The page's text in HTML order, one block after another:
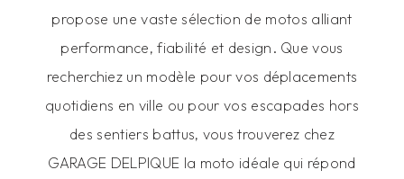
propose une vaste sélection de motos alliant
performance, fiabilité et design. Que vous
recherchiez un modèle pour vos déplacements
quotidiens en ville ou pour vos escapades hors
des sentiers battus, vous trouverez chez
GARAGE DELPIQUE la moto idéale qui répond